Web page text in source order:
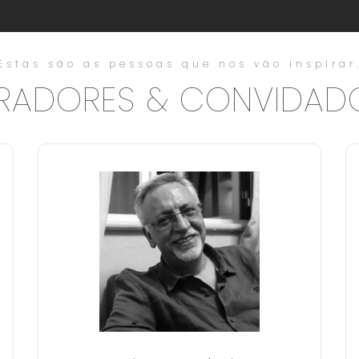
são as pessoas que nos vão
&